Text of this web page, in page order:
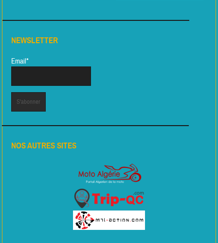
NEWSLETTER
Email*
NOS AUTRES SITES